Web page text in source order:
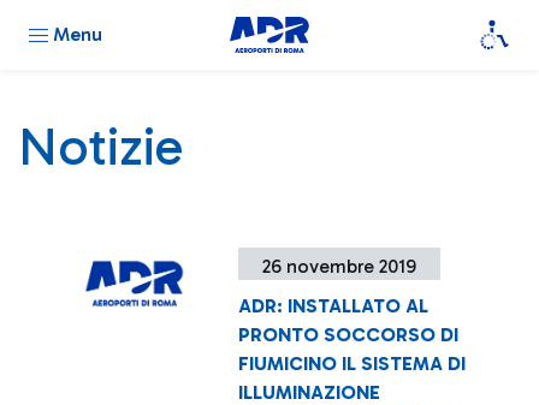
Menu
Notizie
26 novembre 2019
ADR: INSTALLATO AL
PRONTO SOCCORSO DI
FIUMICINO IL SISTEMA DI
ILLUMINAZIONE